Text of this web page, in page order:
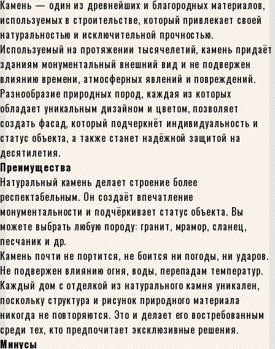
Камень — один из древнейших и благородных материалов,
используемых в строительстве, который привлекает своей
натуральностью и исключительной прочностью.
Используемый на протяжении тысячелетий, камень придаёт
зданиям монументальный внешний вид и не подвержен
влиянию времени, атмосферных явлений и повреждений.
Разнообразие природных пород, каждая из которых
обладает уникальным дизайном и цветом, позволяет
создать фасад, который подчеркнёт индивидуальность и
статус объекта, а также станет надёжной защитой на
десятилетия.
Преимущества
Натуральный камень делает строение более
респектабельным. Он создаёт впечатление
монументальности и подчёркивает статус объекта. Вы
можете выбрать любую породу: гранит, мрамор, сланец,
песчаник и др.
Камень почти не портится, не боится ни погоды, ни ударов.
Не подвержен влиянию огня, воды, перепадам температур.
Каждый дом с отделкой из натурального камня уникален,
поскольку структура и рисунок природного материала
никогда не повторяются. Это и делает его востребованным
среди тех, кто предпочитает эксклюзивные решения.
Минусы